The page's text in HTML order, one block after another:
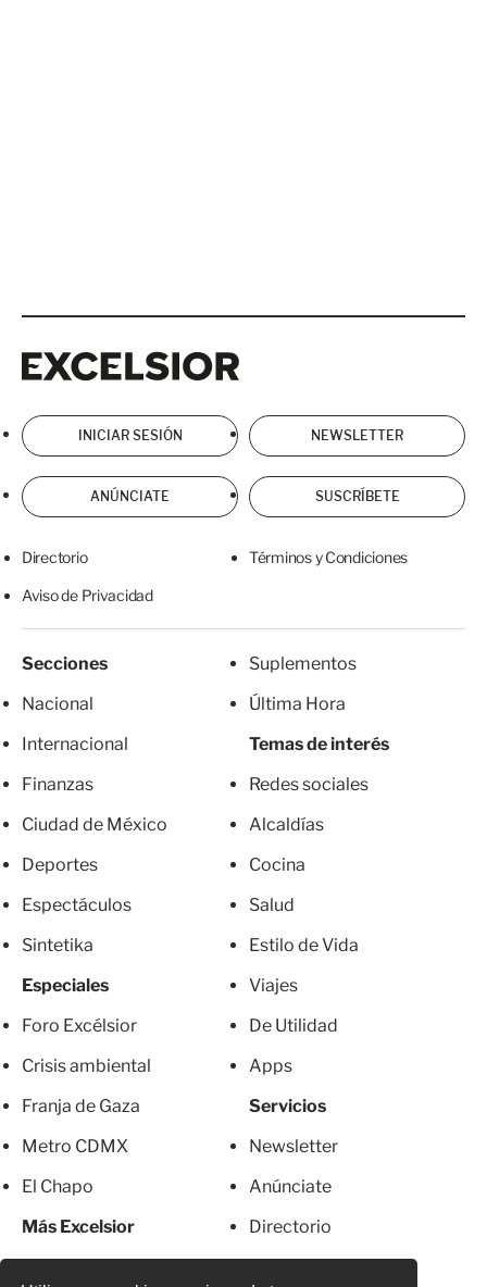
INICIAR SESIÓN NEWSLETTER
ANÚNCIATE SUSCRÍBETE
Directorio Términos y Condiciones
Aviso de Privacidad
Secciones
Nacional
Internacional
Finanzas
Ciudad de México
Deportes
Espectáculos
Sintetika
Especiales
Foro Excélsior
Crisis ambiental
Franja de Gaza
Metro CDMX
El Chapo
Más Excelsior
Suplementos
Última Hora
Temas de interés
Redes sociales
Alcaldías
Cocina
Salud
Estilo de Vida
Viajes
De Utilidad
Apps
Servicios
Newsletter
Anúnciate
Directorio